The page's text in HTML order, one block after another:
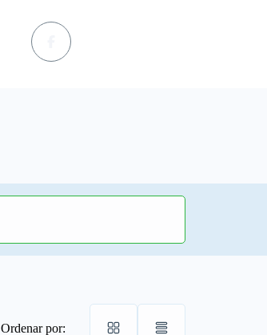
Ordenar por: